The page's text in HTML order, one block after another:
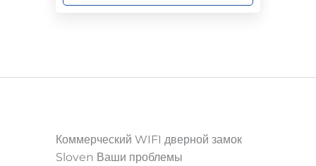
Коммерческий WIFI дверной замок
Sloven Ваши проблемы